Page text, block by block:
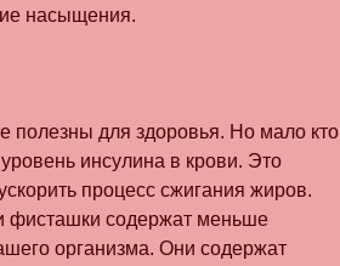
насыщения.
полезны для здоровья. Но мало кто
инсулина в крови. Это
процесс сжигания жиров.
фисташки содержат меньше
организма. Они содержат